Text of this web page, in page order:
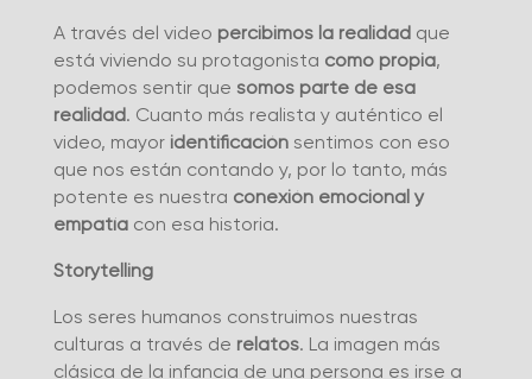
A través del video percibimos la realidad que
está viviendo su protagonista como propia,
podemos sentir que somos parte de esa
realidad. Cuanto más realista y auténtico el
video, mayor identificación sentimos con eso
que nos están contando y, por lo tanto, más
potente es nuestra conexión emocional y
empatíacon esa historia.
Storytelling
Los seres humanos construimos nuestras
culturas a través de relatos. La imagen más
clásica de la infancia de una persona es irse a